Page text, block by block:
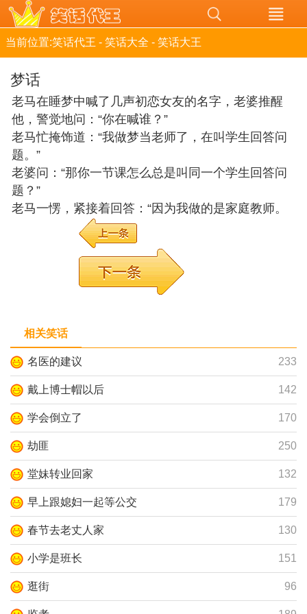
当前位置:笑话代王 - 笑话大全 - 笑话大王
梦话
老马在睡梦中喊了几声初恋女友的名字，老婆推醒
他，警觉地问：“你在喊谁？”
老马忙掩饰道：“我做梦当老师了，在叫学生回答问
题。”
老婆问：“那你一节课怎么总是叫同一个学生回答问
题？”
老马一愣，紧接着回答：“因为我做的是家庭教师。
相关笑话
名医的建议 233
戴上博士帽以后 142
学会倒立了 170
劫匪 250
堂妹转业回家 132
早上跟媳妇一起等公交 179
春节去老丈人家 130
小学是班长 151
逛街 96